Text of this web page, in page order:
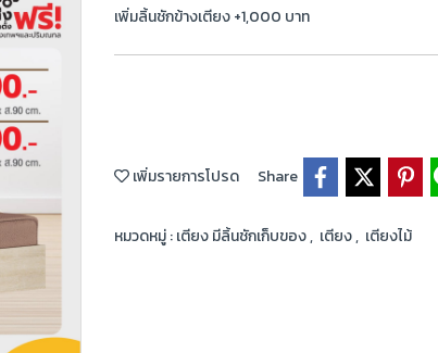
เพิ่มลิ้นชักข้างเตียง +1,000 บาท
เพิ่มรายการโปรด Share
หมวดหมู่ :เตียง มีลิ้นชักเก็บของ, เตียง, เตียงไม้